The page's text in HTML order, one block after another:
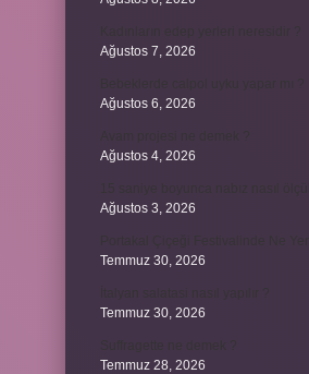
Ağustos 7, 2026
Ağustos 6, 2026
Ağustos 4, 2026
Ağustos 3, 2026
Temmuz 30, 2026
Temmuz 30, 2026
Temmuz 28, 2026